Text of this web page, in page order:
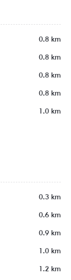
0.8 km
0.8 km
0.8 km
0.8 km
1.0 km
0.3 km
0.6 km
0.9 km
1.0 km
1.2 km